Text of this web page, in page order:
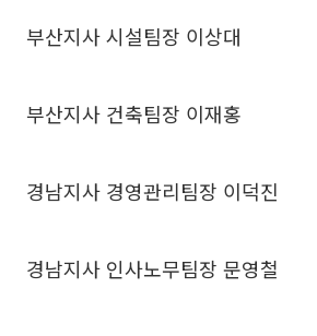
부산지사 시설팀장 이상대
부산지사 건축팀장 이재홍
경남지사 경영관리팀장 이덕진
경남지사 인사노무팀장 문영철